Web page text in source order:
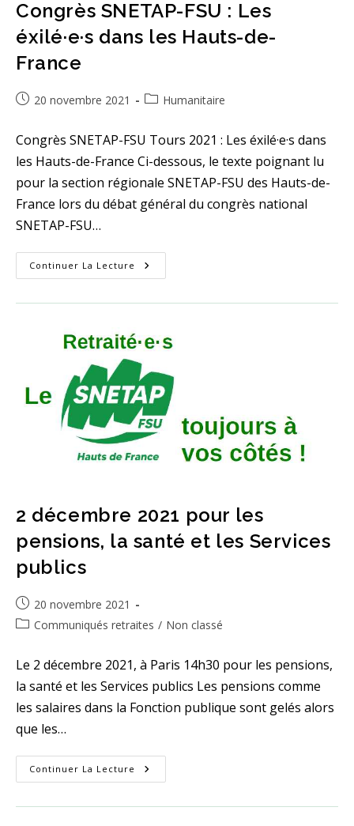
Congrès SNETAP-FSU : Les
éxilé·e·s dans les Hauts-de-
France
Publication
20 novembre 2021
PostHumanitaire
Congrès SNETAP-FSU Tours 2021 : Les éxilé·e·s dans
les Hauts-de-France Ci-dessous, le texte poignant lu
pour la section régionale SNETAP-FSU des Hauts-de-
France lors du débat général du congrès national
SNETAP-FSU…
Continuer La Lecture Congrès
SNETAP-
Dans
Les
Hauts-
De-
France
2 décembre 2021 pour les
pensions, la santé et les Services
publics
Publication
publiée :
20 novembre 2021
PostCommuniqués retraites / Non classé
Le 2 décembre 2021, à Paris 14h30 pour les pensions,
la santé et les Services publics Les pensions comme
les salaires dans la Fonction publique sont gelés alors
que les…
Continuer La Lecture
Décembre